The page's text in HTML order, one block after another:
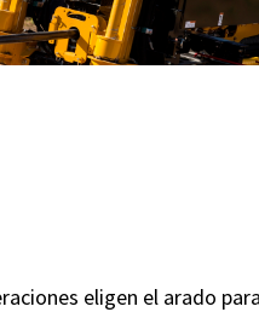
eligen el arado